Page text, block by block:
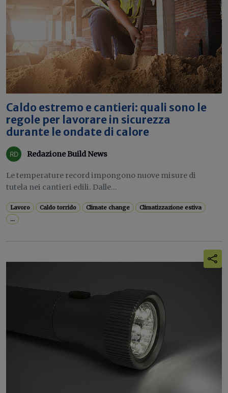
Caldo estremo e cantieri: quali sono le
regole per lavorare in sicurezza
durante le ondate di calore
Redazione Build News
Le temperature record impongono nuove misure di
tutela nei cantieri edili. Dalle...
Lavoro Caldo torrido Climate change
Climatizzazione estiva
...